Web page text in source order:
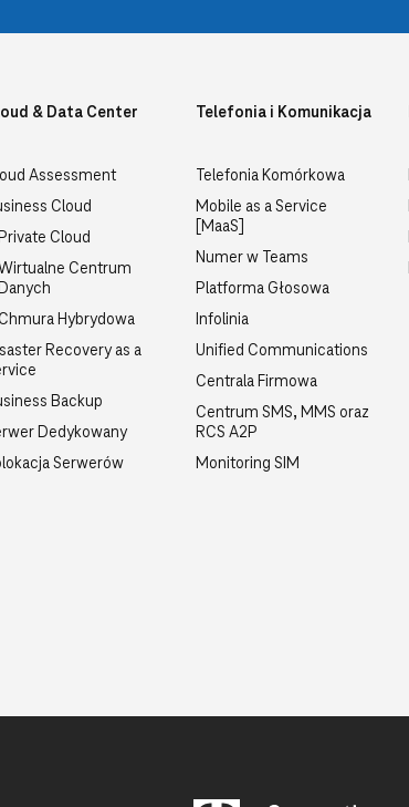
& Data Center
Assessment
Cloud
Private Cloud
Centrum
Danych
Hybrydowa
Recovery as a
Backup
Dedykowany
Serwerów
Telefonia i Komunikacja
Telefonia Komórkowa
Mobile as a Service
[MaaS]
Numer w Teams
Platforma Głosowa
Infolinia
Unified Communications
Centrala Firmowa
Centrum SMS, MMS oraz
RCS A2P
Monitoring SIM